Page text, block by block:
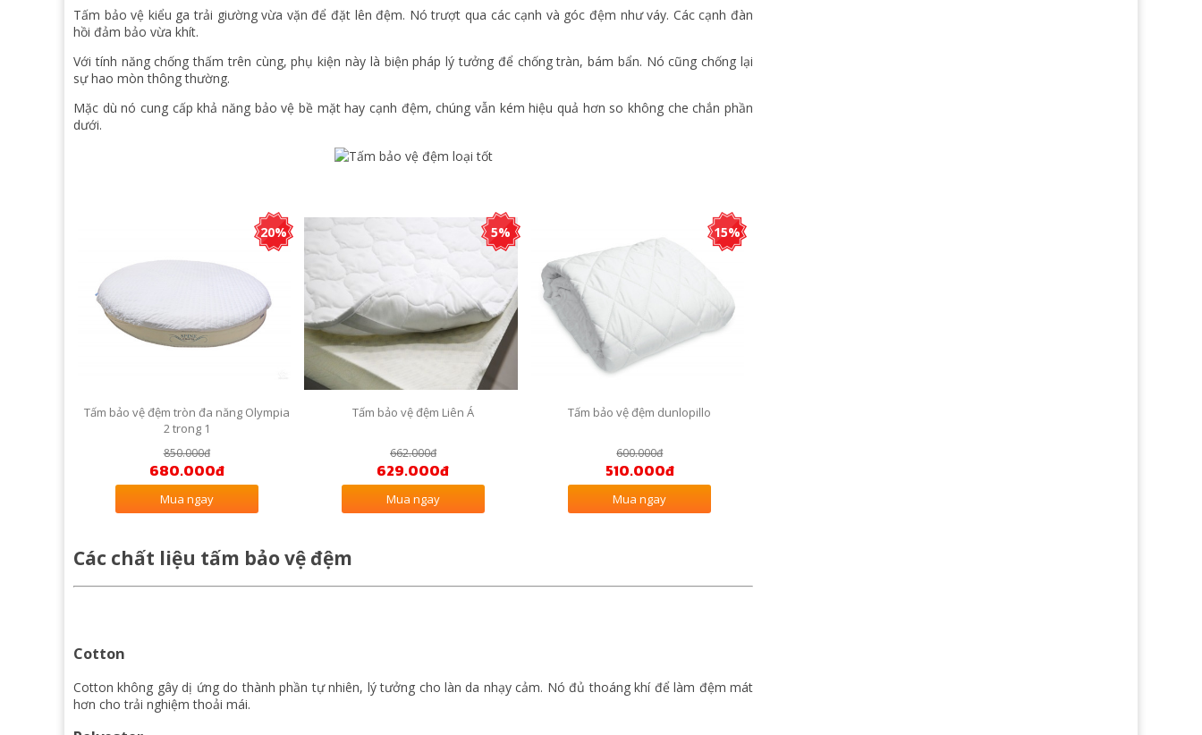
Tấm bảo vệ kiểu ga trải giường vừa vặn để đặt lên đệm. Nó trượt qua các cạnh và góc đệm như váy. Các cạnh đàn
hồi đảm bảo vừa khít.
Với tính năng chống thấm trên cùng, phụ kiện này là biện pháp lý tưởng để chống tràn, bám bẩn. Nó cũng chống lại
sự hao mòn thông thường.
Mặc dù nó cung cấp khả năng bảo vệ bề mặt hay cạnh đệm, chúng vẫn kém hiệu quả hơn so không che chắn phần
dưới.
20%
Tấm bảo vệ đệm tròn đa năng Olympia
2 trong 1
850.000đ
680.000đ
Mua ngay
5%
Tấm bảo vệ đệm Liên Á
662.000đ
629.000đ
Mua ngay
15%
Tấm bảo vệ đệm dunlopillo
600.000đ
510.000đ
Mua ngay
Các chất liệu tấm bảo vệ đệm
Cotton
Cotton không gây dị ứng do thành phần tự nhiên, lý tưởng cho làn da nhạy cảm. Nó đủ thoáng khí để làm đệm mát
hơn cho trải nghiệm thoải mái.